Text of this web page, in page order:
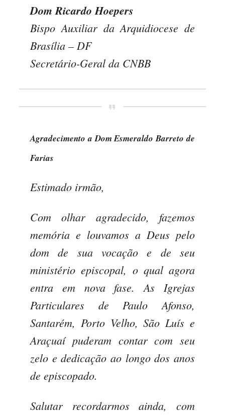
Dom Ricardo Hoepers
Bispo Auxiliar da Arquidiocese de
Brasília – DF
Secretário-Geral da CNBB
Agradecimento a Dom Esmeraldo Barreto de
Farias
Estimado irmão,
Com olhar agradecido, fazemos
memória e louvamos a Deus pelo
dom de sua vocação e de seu
ministério episcopal, o qual agora
entra em nova fase. As Igrejas
Particulares de Paulo Afonso,
Santarém, Porto Velho, São Luís e
Araçuaí puderam contar com seu
zelo e dedicação ao longo dos anos
de episcopado.
Salutar recordarmos ainda, com